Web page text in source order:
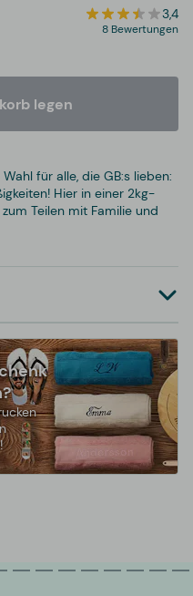
3,4
8 Bewertungen
legen
für alle, die GB:s lieben:
Hier in einer 2kg-
Teilen mit Familie und